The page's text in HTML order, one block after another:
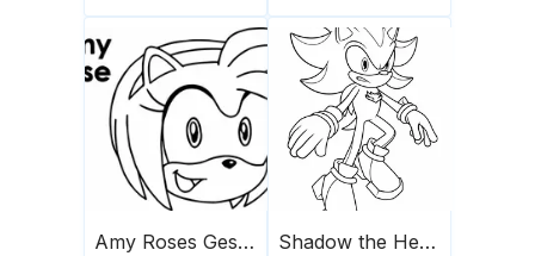
Amy Roses Gesicht Shadow the Hedgehog 1